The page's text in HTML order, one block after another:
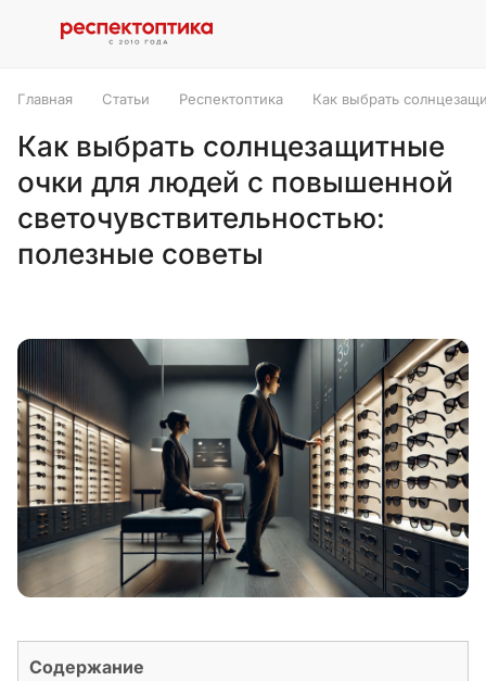
Главная Статьи Респектоптика Как выбрать
Как выбрать солнцезащитные
очки для людей с повышенной
светочувствительностью:
полезные советы
Содержание